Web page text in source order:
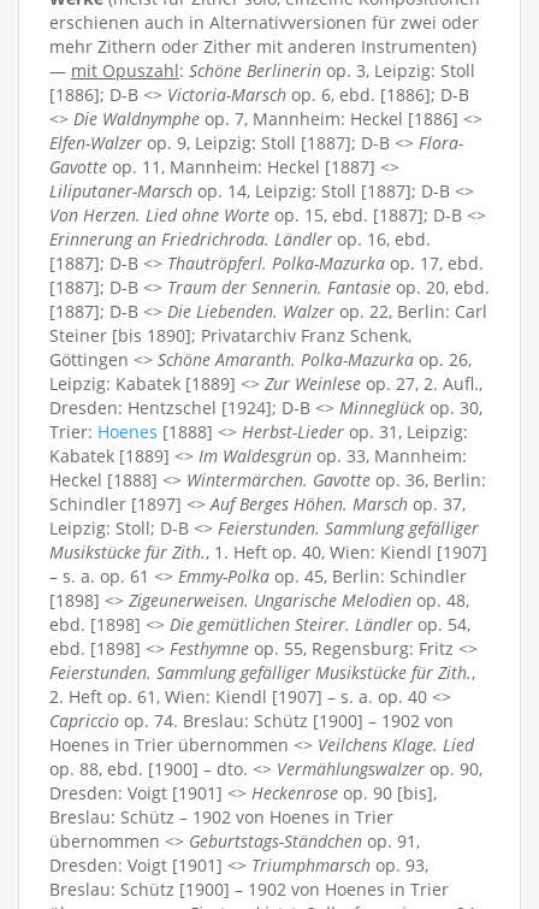
erschienen auch in Alternativversionen für zwei oder
mehr Zithern oder Zither mit anderen Instrumenten)
— mit Opuszahl: Schöne Berlinerin op. 3, Leipzig: Stoll
[1886]; D-B <> Victoria-Marsch op. 6, ebd. [1886]; D-B
<> Die Waldnymphe op. 7, Mannheim: Heckel [1886] <>
Elfen-Walzer op. 9, Leipzig: Stoll [1887]; D-B <> Flora-
Gavotte op. 11, Mannheim: Heckel [1887] <>
Liliputaner-Marsch op. 14, Leipzig: Stoll [1887]; D-B <>
Von Herzen. Lied ohne Worte op. 15, ebd. [1887]; D-B <>
Erinnerung an Friedrichroda. Ländler op. 16, ebd.
[1887]; D-B <> Thautröpferl. Polka-Mazurka op. 17, ebd.
[1887]; D-B <> Traum der Sennerin. Fantasie op. 20, ebd.
[1887]; D-B <> Die Liebenden. Walzer op. 22, Berlin: Carl
Steiner [bis 1890]; Privatarchiv Franz Schenk,
Göttingen <> Schöne Amaranth. Polka-Mazurka op. 26,
Leipzig: Kabatek [1889] <> Zur Weinlese op. 27, 2. Aufl.,
Dresden: Hentzschel [1924]; D-B <> Minneglück op. 30,
Trier: Hoenes [1888] <> Herbst-Lieder op. 31, Leipzig:
Kabatek [1889] <> Im Waldesgrün op. 33, Mannheim:
Heckel [1888] <> Wintermärchen. Gavotte op. 36, Berlin:
Schindler [1897] <> Auf Berges Höhen. Marsch op. 37,
Leipzig: Stoll; D-B <> Feierstunden. Sammlung gefälliger
Musikstücke für Zith., 1. Heft op. 40, Wien: Kiendl [1907]
– s. a. op. 61 <> Emmy-Polka op. 45, Berlin: Schindler
[1898] <> Zigeunerweisen. Ungarische Melodien op. 48,
ebd. [1898] <> Die gemütlichen Steirer. Ländler op. 54,
ebd. [1898] <> Festhymne op. 55, Regensburg: Fritz <>
Feierstunden. Sammlung gefälliger Musikstücke für Zith.,
2. Heft op. 61, Wien: Kiendl [1907] – s. a. op. 40 <>
Capriccio op. 74. Breslau: Schütz [1900] – 1902 von
Hoenes in Trier übernommen <> Veilchens Klage. Lied
op. 88, ebd. [1900] – dto. <> Vermählungswalzer op. 90,
Dresden: Voigt [1901] <> Heckenrose op. 90 [bis],
Breslau: Schütz – 1902 von Hoenes in Trier
übernommen <> Geburtstags-Ständchen op. 91,
Dresden: Voigt [1901] <> Triumphmarsch op. 93,
Breslau: Schütz [1900] – 1902 von Hoenes in Trier